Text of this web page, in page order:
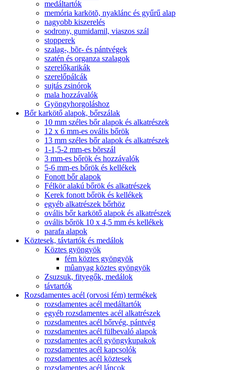
medáltartók
memória karkötõ, nyaklánc és gyűrű alap
nagyobb kiszerelés
sodrony, gumidamil, viaszos szál
stopperek
szalag-, bõr- és pántvégek
szatén és organza szalagok
szerelőkarikák
szerelőpálcák
sujtás zsinórok
mala hozzávalók
Gyöngyhorgoláshoz
Bőr karkötő alapok, bőrszálak
10 mm széles bőr alapok és alkatrészek
12 x 6 mm-es ovális bőrök
13 mm széles bőr alapok és alkatrészek
1-1,5-2 mm-es bõrszál
3 mm-es bőrök és hozzávalók
5-6 mm-es bőrök és kellékek
Fonott bőr alapok
Félkör alakú bőrök és alkatrészek
Kerek fonott bőrök és kellékek
egyéb alkatrészek bőrhöz
ovális bőr karkötő alapok és alkatrészek
ovális bőrök 10 x 4,5 mm és kellékek
parafa alapok
Köztesek, távtartók és medálok
Köztes gyöngyök
fém köztes gyöngyök
mûanyag köztes gyöngyök
Zsuzsuk, fityegők, medálok
távtartók
Rozsdamentes acél (orvosi fém) termékek
rozsdamentes acél medáltartók
egyéb rozsdamentes acél alkatrészek
rozsdamentes acél bőrvég, pántvég
rozsdamentes acél fülbevaló alapok
rozsdamentes acél gyöngykupakok
rozsdamentes acél kapcsolók
rozsdamentes acél köztesek
rozsdamentes acél láncok